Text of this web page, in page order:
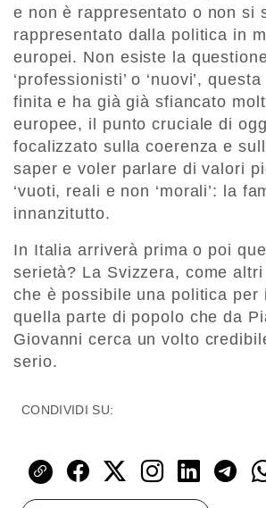
e non è rappresentato o non si
rappresentato dalla politica in
europei. Non esiste la
‘professionisti’ o ‘nuovi’,
finita e ha già già sfiancato
europee, il punto cruciale di
focalizzato sulla coerenza e
saper e voler parlare di valori
‘vuoti, reali e non ‘morali’: la
innanzitutto.
In Italia arriverà prima o poi
serietà? La Svizzera, come
che è possibile una politica per
quella parte di popolo che da
Giovanni cerca un volto
serio.
CONDIVIDI SU: